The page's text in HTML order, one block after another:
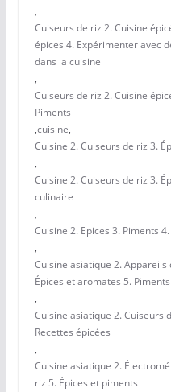
,
Cuiseurs de riz 2. Cuisine
épices 4. Expérimenter avec
dans la cuisine
,
Cuiseurs de riz 2. Cuisine
Piments
,cuisine,
Cuisine 2. Cuiseurs de riz 3.
,
Cuisine 2. Cuiseurs de riz 3.
culinaire
,
Cuisine 2. Epices 3. Piments
,
Cuisine asiatique 2. Appareils
Épices et aromates 5.
,
Cuisine asiatique 2. Cuiseurs
Recettes épicées
,
Cuisine asiatique 2.
riz 5. Épices et piments